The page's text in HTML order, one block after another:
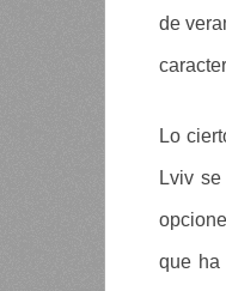
de
Lo
Lviv
que ha